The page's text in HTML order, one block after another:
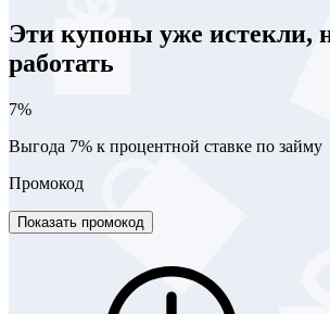
Эти купоны уже истекли,
работать
7%
Выгода 7% к процентной ставке по займу
Промокод
Показать промокод